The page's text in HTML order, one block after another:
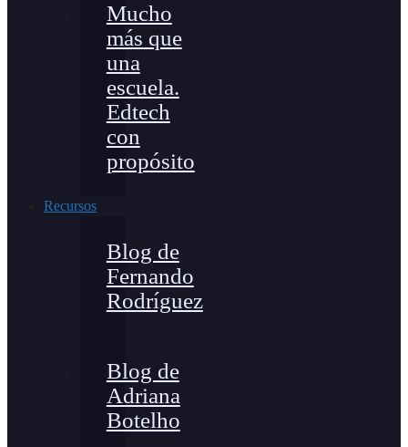
Mucho
más que
una
escuela.
Edtech
con
propósito
Recursos
Blog de
Fernando
Rodríguez
Blog de
Adriana
Botelho